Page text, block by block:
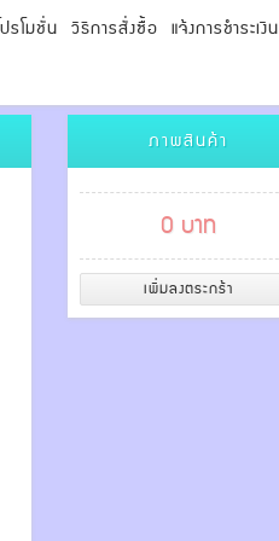
แจ้งการชำระเงิน
วิธีการสั่งซื้อ
รโมชั่น
ภาพสินค้า
0 บาท